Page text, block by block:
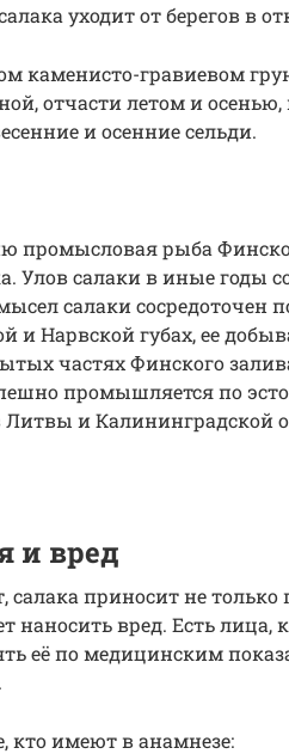
уходит от берегов в
каменисто-гравиевом
отчасти летом и
и осенние сельди.
промысловая рыба
Улов салаки в иные годы
салаки сосредоточен
и Нарвской губах, ее
частях Финского
промышляется по
Литвы и Калининградской
и вред
салака приносит не
наносить вред. Есть лица,
её по медицинским
кто имеют в анамнезе: